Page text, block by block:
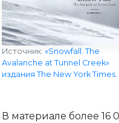
Источник: «Snowfall. The
Avalanche at Tunnel Creek»
издания The New York Times.
В материале более